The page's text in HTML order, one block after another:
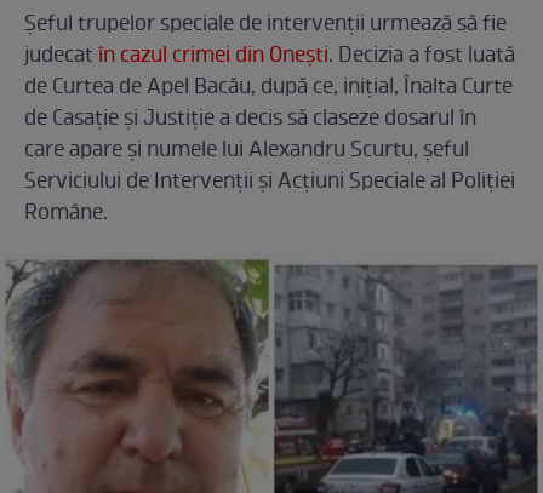
Șeful trupelor speciale de intervenții urmează să fie
judecatîn cazul crimei din Onești. Decizia a fost luată
de Curtea de Apel Bacău, după ce, inițial, Înalta Curte
de Casație și Justiție a decis să claseze dosarul în
care apare și numele lui Alexandru Scurtu, șeful
Serviciului de Intervenţii şi Acţiuni Speciale al Poliţiei
Române.